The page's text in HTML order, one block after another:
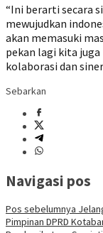
“Ini berarti secara
mewujudkan
akan memasuki
pekan lagi kita
kolaborasi dan
Sebarkan
Navigasi pos
Pos sebelumnya
Pimpinan DPRD